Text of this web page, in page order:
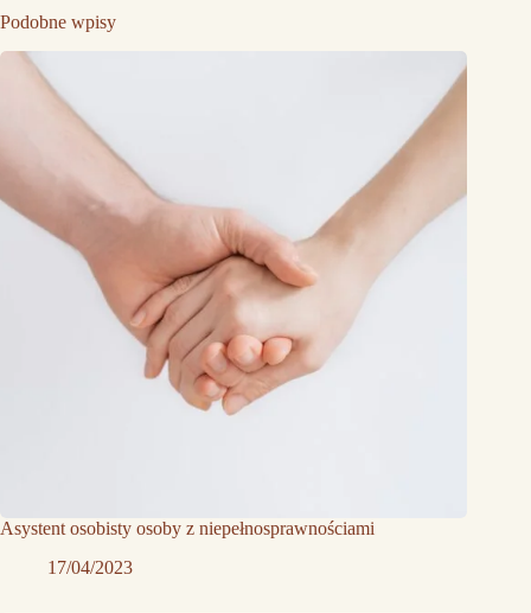
Podobne wpisy
Asystent osobisty osoby z niepełnosprawnościami
17/04/2023